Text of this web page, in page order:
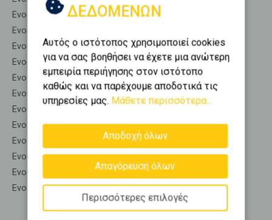
Ενοικίαση Κτίρια ΠΑΛΛΗΝΗ
Ενοικίαση Μεζονέτες (ανεξάρτητη) ΠΑΛΛΗΝΗ
Ενοικίαση Μεζονέτες (εφαπτόμενη) ΠΑΛΛΗΝΗ
Ενοικίαση Μονοκατοικίες ΠΑΛΛΗΝΗ
Ενοικίαση Οικίες ΠΑΛΛΗΝΗ
Ενοικίαση Οροφοδιαμερίσματα ΠΑΛΛΗΝΗ
Ενοικίαση Οροφομεζονέτες ΠΑΛΛΗΝΗ
Ενοικίαση Ρετιρέ ΠΑΛΛΗΝΗ
Ενοικίαση Συγκροτήματα κατοικιών ΠΑΛΛΗΝΗ
Ενοικίαση Υπόγεια ΠΑΛΛΗΝΗ
Ενοικίαση Υπόσκαφα ΠΑΛΛΗΝΗ
Ενοικίαση Υπολ. υψουν ΠΑΛΛΗΝΗ
ΔΕΔΟΜΕΝΩΝ
Αυτός ο ιστότοπος χρησιμοποιεί cookies
για να σας βοηθήσει να έχετε μια ανώτερη
εμπειρία περιήγησης στον ιστότοπο
καθώς και να παρέχουμε αποδοτικά τις
υπηρεσίες μας. Μάθετε περισσότερα...
Αποδοχή όλων
Απαγόρευση όλων
Περισσότερες επιλογές